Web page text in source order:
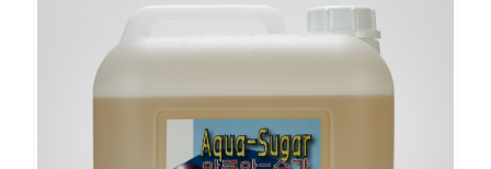
기술정보자료